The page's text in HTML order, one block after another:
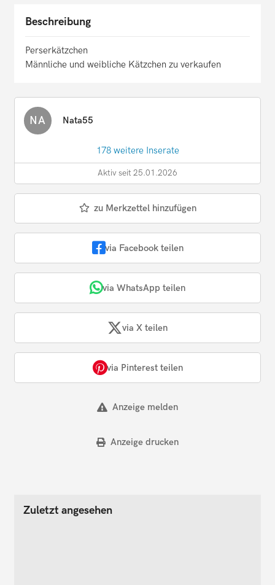
Beschreibung
Perserkätzchen
Männliche und weibliche Kätzchen zu verkaufen
NA Nata55
178 weitere Inserate
Aktiv seit 25.01.2026
zu Merkzettel hinzufügen
via Facebook teilen
via WhatsApp teilen
via X teilen
via Pinterest teilen
Anzeige melden
Anzeige drucken
Zuletzt angesehen